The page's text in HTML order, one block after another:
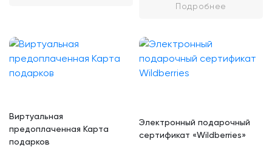
Подробнее
Виртуальная
предоплаченная Карта
подарков
Электронный подарочный
сертификат «Wildberries»